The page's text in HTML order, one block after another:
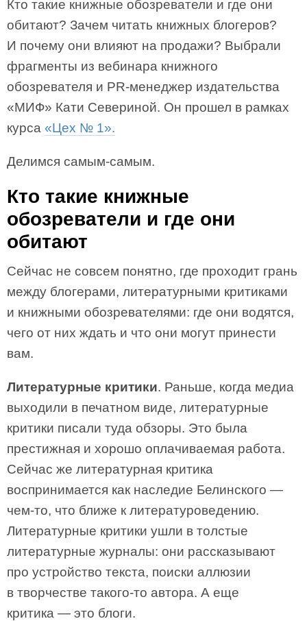
Кто такие книжные обозреватели и где они
обитают? Зачем читать книжных блогеров?
И почему они влияют на продажи? Выбрали
фрагменты из вебинара книжного
обозревателя и PR-менеджер издательства
«МИФ» Кати Севериной. Он прошел в рамках
курса «Цех № 1».
Делимся самым-самым.
Кто такие книжные
обозреватели и где они
обитают
Сейчас не совсем понятно, где проходит грань
между блогерами, литературными критиками
и книжными обозревателями: где они водятся,
чего от них ждать и что они могут принести
вам.
Литературные критики. Раньше, когда медиа
выходили в печатном виде, литературные
критики писали туда обзоры. Это была
престижная и хорошо оплачиваемая работа.
Сейчас же литературная критика
воспринимается как наследие Белинского —
чем-то, что ближе к литературоведению.
Литературные критики ушли в толстые
литературные журналы: они рассказывают
про устройство текста, поиски аллюзии
в творчестве такого-то автора. А еще
критика — это блоги.